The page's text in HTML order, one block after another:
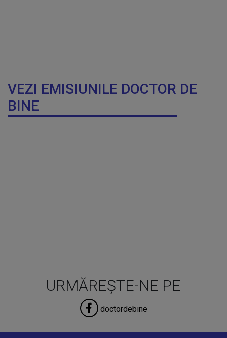
VEZI EMISIUNILE DOCTOR DE
BINE
URMĂREȘTE-NE PE
doctordebine